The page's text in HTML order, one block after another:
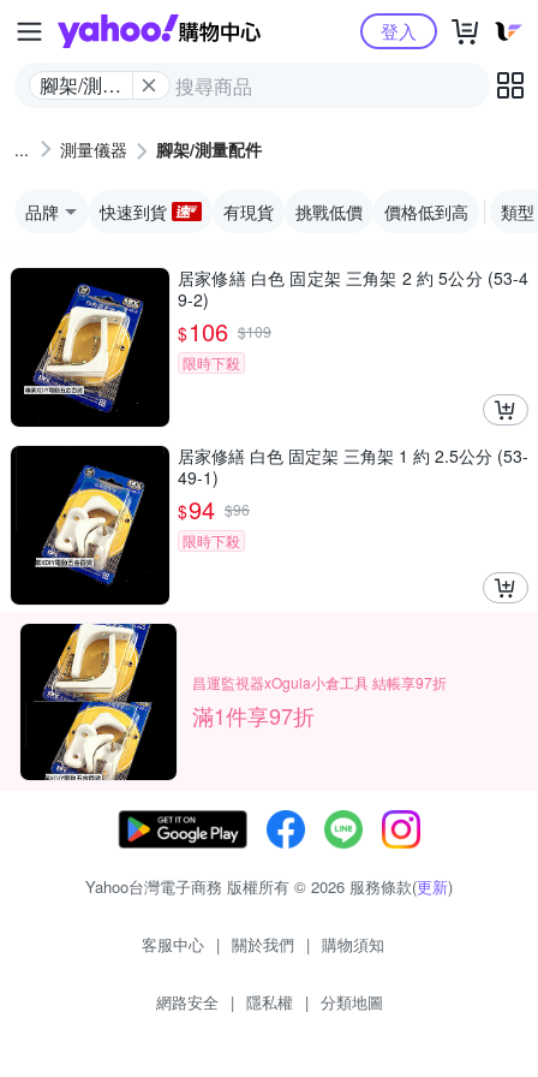
Yahoo購物中心
腳架/測量
登入
測量儀器 腳架/測量配件
品牌 快速到貨 有現貨 挑戰低價 價格低到高 類型
居家修繕 白色 固定架 三角架 2 約 5公分 (53-4
9-2)
$106 $109
限時下殺
居家修繕 白色 固定架 三角架 1 約 2.5公分 (53-
49-1)
$94 $96
限時下殺
昌運監視器xOgula小倉工具 結帳享97折
滿1件享97折
Yahoo台灣電子商務 版權所有 © 2026 服務條款(更新)
客服中心 | 關於我們 | 購物須知
網路安全 | 隱私權 | 分類地圖